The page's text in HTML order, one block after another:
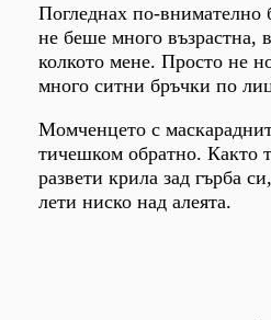
Погледнах по-внимателно
не беше много възрастна,
колкото мене. Просто не
много ситни бръчки по
Момченцето с
тичешком обратно. Както
развети крила зад гърба
лети ниско над алеята.